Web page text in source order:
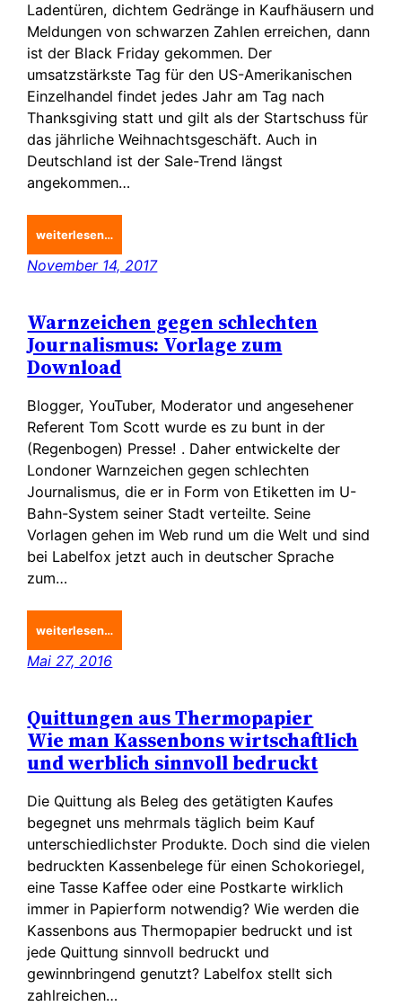
Ladentüren, dichtem Gedränge in Kaufhäusern und
Meldungen von schwarzen Zahlen erreichen, dann
ist der Black Friday gekommen. Der
umsatzstärkste Tag für den US-Amerikanischen
Einzelhandel findet jedes Jahr am Tag nach
Thanksgiving statt und gilt als der Startschuss für
das jährliche Weihnachtsgeschäft. Auch in
Deutschland ist der Sale-Trend längst
angekommen…
weiterlesen…
November 14, 2017
Warnzeichen gegen schlechten
Journalismus: Vorlage zum
Download
Blogger, YouTuber, Moderator und angesehener
Referent Tom Scott wurde es zu bunt in der
(Regenbogen) Presse! . Daher entwickelte der
Londoner Warnzeichen gegen schlechten
Journalismus, die er in Form von Etiketten im U-
Bahn-System seiner Stadt verteilte. Seine
Vorlagen gehen im Web rund um die Welt und sind
bei Labelfox jetzt auch in deutscher Sprache
zum…
weiterlesen…
Mai 27, 2016
Quittungen aus Thermopapier
Wie man Kassenbons wirtschaftlich
und werblich sinnvoll bedruckt
Die Quittung als Beleg des getätigten Kaufes
begegnet uns mehrmals täglich beim Kauf
unterschiedlichster Produkte. Doch sind die vielen
bedruckten Kassenbelege für einen Schokoriegel,
eine Tasse Kaffee oder eine Postkarte wirklich
immer in Papierform notwendig? Wie werden die
Kassenbons aus Thermopapier bedruckt und ist
jede Quittung sinnvoll bedruckt und
gewinnbringend genutzt? Labelfox stellt sich
zahlreichen…